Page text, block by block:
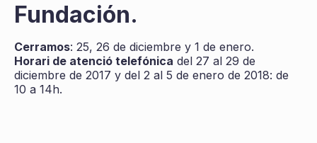
Fundación.
Cerramos: 25, 26 de diciembre y 1 de enero.
Horari de atenció telefónica del 27 al 29 de
diciembre de 2017 y del 2 al 5 de enero de 2018: de
10 a 14h.